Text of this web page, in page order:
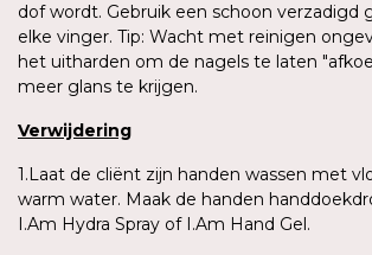
dof wordt. Gebruik een schoon verzadigd
elke vinger. Tip: Wacht met reinigen
het uitharden om de nagels te laten
meer glans te krijgen.
Verwijdering
1.Laat de cliënt zijn handen wassen met
warm water. Maak de handen
I.Am Hydra Spray of I.Am Hand Gel.